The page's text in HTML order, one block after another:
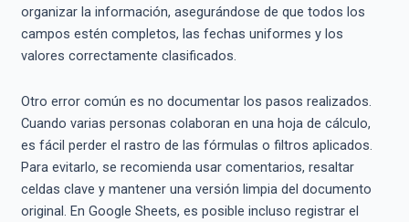
organizar la información, asegurándose de que todos los
campos estén completos, las fechas uniformes y los
valores correctamente clasificados.
Otro error común es no documentar los pasos realizados.
Cuando varias personas colaboran en una hoja de cálculo,
es fácil perder el rastro de las fórmulas o filtros aplicados.
Para evitarlo, se recomienda usar comentarios, resaltar
celdas clave y mantener una versión limpia del documento
original. En Google Sheets, es posible incluso registrar el